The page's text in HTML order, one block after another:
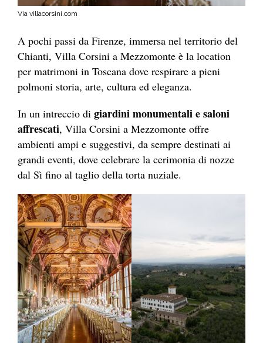
Via villacorsini.com
A pochi passi da Firenze, immersa nel territorio del
Chianti, Villa Corsini a Mezzomonte è la location
per matrimoni in Toscana dove respirare a pieni
polmoni storia, arte, cultura ed eleganza.
In un intreccio di giardini monumentali e saloni
affrescati, Villa Corsini a Mezzomonte offre
ambienti ampi e suggestivi, da sempre destinati ai
grandi eventi, dove celebrare la cerimonia di nozze
dal Sì fino al taglio della torta nuziale.